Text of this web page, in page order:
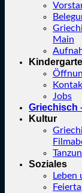
Main
Jobs
Griechisch
Kultur
Soziales